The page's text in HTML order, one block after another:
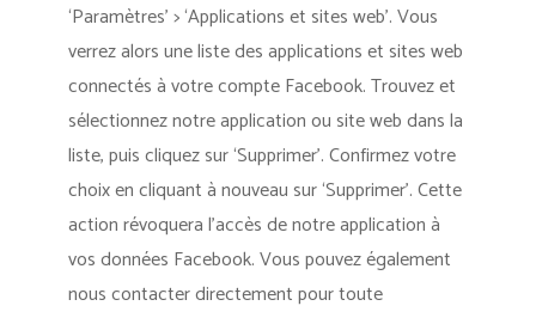
‘Paramètres’ > ‘Applications et sites web’. Vous
verrez alors une liste des applications et sites web
connectés à votre compte Facebook. Trouvez et
sélectionnez notre application ou site web dans la
liste, puis cliquez sur ‘Supprimer’. Confirmez votre
choix en cliquant à nouveau sur ‘Supprimer’. Cette
action révoquera l’accès de notre application à
vos données Facebook. Vous pouvez également
nous contacter directement pour toute